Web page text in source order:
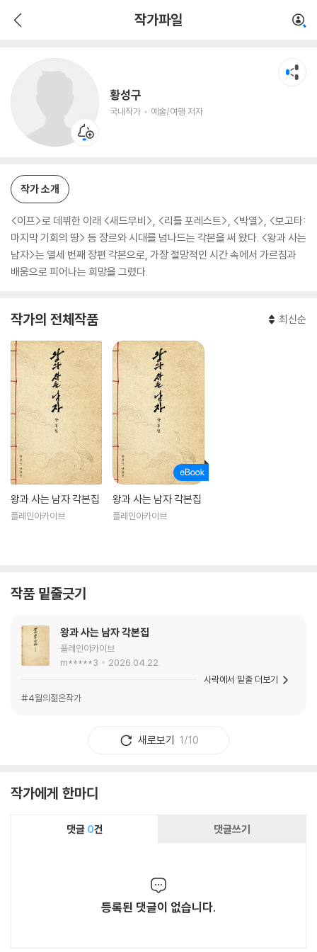
작가파일
황성구
국내작가 예술/여행 저자
예술/여행 저자
작가 소개
<이프>로 데뷔한 이래 <새드무비>, <리틀 포레스트>, <박열>, <보고타:
마지막 기회의 땅> 등 장르와 시대를 넘나드는 각본을 써 왔다. <왕과 사는
남자>는 열세 번째 장편 각본으로, 가장 절망적인 시간 속에서 가르침과
배움으로 피어나는 희망을 그렸다.
작가의 전체작품 최신순
왕과 사는 남자 각본집
플레인아카이브
왕과 사는 남자 각본집
플레인아카이브
작품 밑줄긋기
왕과 사는 남자 각본집
플레인아카이브
m*****3
2026.04.22.
#4월의젊은작가
사락에서 밑줄 더보기
새로보기 1/10
작가에게 한마디
댓글 0건 댓글쓰기
등록된 댓글이 없습니다.